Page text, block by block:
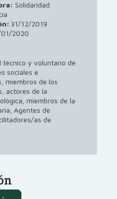
Solidaridad
31/12/2019
01/2020
técnico y voluntario de
sociales e
miembros de los
actores de la
miembros de la
Agentes de
as de